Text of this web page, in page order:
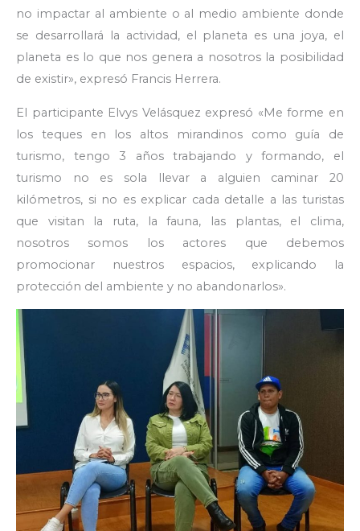
no impactar al ambiente o al medio ambiente donde
se desarrollará la actividad, el planeta es una joya, el
planeta es lo que nos genera a nosotros la posibilidad
de existir», expresó Francis Herrera.
El participante Elvys Velásquez expresó «Me forme en
los teques en los altos mirandinos como guía de
turismo, tengo 3 años trabajando y formando, el
turismo no es sola llevar a alguien caminar 20
kilómetros, si no es explicar cada detalle a las turistas
que visitan la ruta, la fauna, las plantas, el clima,
nosotros somos los actores que debemos
promocionar nuestros espacios, explicando la
protección del ambiente y no abandonarlos».